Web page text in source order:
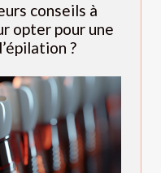
conseils à
opter pour une
?